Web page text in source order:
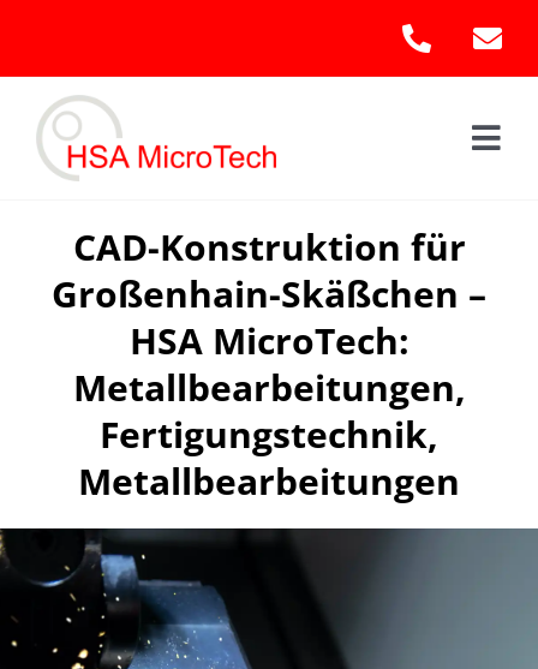
content
CAD-Konstruktion für
Großenhain-Skäßchen –
HSA MicroTech:
Metallbearbeitungen,
Fertigungstechnik,
Metallbearbeitungen